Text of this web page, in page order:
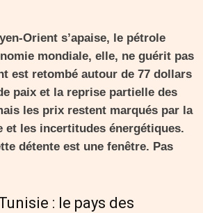
Orient s’apaise, le pétrole
mondiale, elle, ne guérit pas
est retombé autour de 77 dollars
paix et la reprise partielle des
les prix restent marqués par la
et les incertitudes énergétiques.
détente est une fenêtre. Pas
: le pays des